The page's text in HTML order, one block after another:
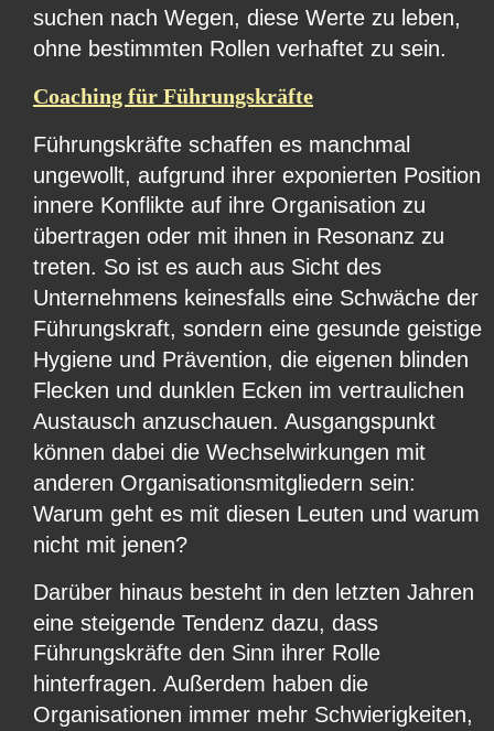
suchen nach Wegen, diese Werte zu leben,
ohne bestimmten Rollen verhaftet zu sein.
Coaching für Führungskräfte
Führungskräfte schaffen es manchmal
ungewollt, aufgrund ihrer exponierten Position
innere Konflikte auf ihre Organisation zu
übertragen oder mit ihnen in Resonanz zu
treten. So ist es auch aus Sicht des
Unternehmens keinesfalls eine Schwäche der
Führungskraft, sondern eine gesunde geistige
Hygiene und Prävention, die eigenen blinden
Flecken und dunklen Ecken im vertraulichen
Austausch anzuschauen. Ausgangspunkt
können dabei die Wechselwirkungen mit
anderen Organisationsmitgliedern sein:
Warum geht es mit diesen Leuten und warum
nicht mit jenen?
Darüber hinaus besteht in den letzten Jahren
eine steigende Tendenz dazu, dass
Führungskräfte den Sinn ihrer Rolle
hinterfragen. Außerdem haben die
Organisationen immer mehr Schwierigkeiten,